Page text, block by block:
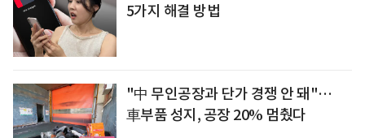
5가지 해결 방법
"中 무인공장과 단가 경쟁 안 돼"…
車부품 성지, 공장 20% 멈췄다